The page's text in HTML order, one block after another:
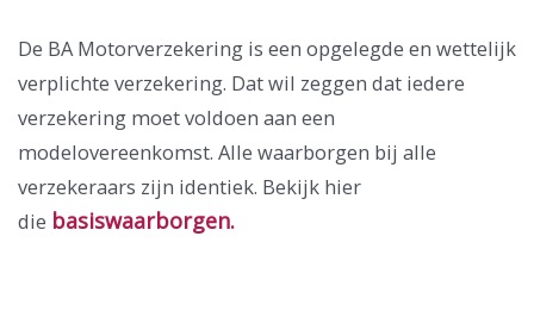
De BA Motorverzekering is een opgelegde en wettelijk
verplichte verzekering. Dat wil zeggen dat iedere
verzekering moet voldoen aan een
modelovereenkomst. Alle waarborgen bij alle
verzekeraars zijn identiek. Bekijk hier
die basiswaarborgen.